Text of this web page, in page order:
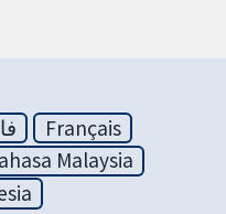
Français
Malaysia